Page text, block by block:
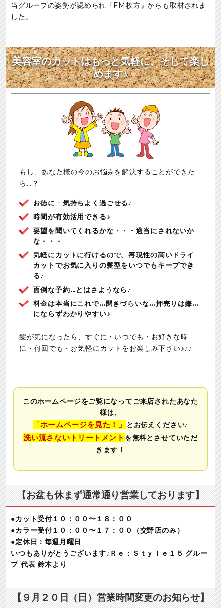
当グループの姿勢が認められ『FM枚方』からも取材されま
した。
美容室のカットはもっと気軽に、そして楽し
めます♪
もし、あなた様の今のお悩みを解決することができた
ら…？
お徳に・気持ちよく過ごせる♪
時間が有効活用できる♪
要望を聞いてくれるかな・・・適当にされないか
な・・・
気軽にカットに行けるので、再現性の高いドライ
カットでお気に入りの髪型をいつでもキープでき
る♪
面倒な予約…とはさようなら♪
料金は本当にこれで…聞きづらいな…押売りは嫌…
にならずわかりやすい♪
髪が気になったら、すぐに・いつでも・お好きな時
に・何回でも・お気軽にカットをお楽しみ下さい♪♪♪
このホームページをご覧になってご来店されたあなた
様は、
「ホームページを見た！」 とお伝えください♪
洗い流さないトリートメント を無料とさせていただ
きます！
【お盆も休まず通常通り営業しております】
●カット受付１０：００〜１８ ： ００
●カラー受付１０：００〜１７ ： ００（交野店のみ）
●定休日：毎週月曜日
いつもありがとうございます♪ Ｒｅ：Ｓｔｙｌｅ１５ グルー
プ 代表 鈴木より
【９月 ２０日（日） 営業時間変更のお知らせ】